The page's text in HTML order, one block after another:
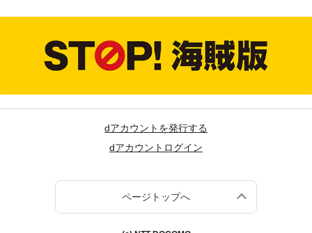
dアカウントを発行する
dアカウントログイン
ページトップへ